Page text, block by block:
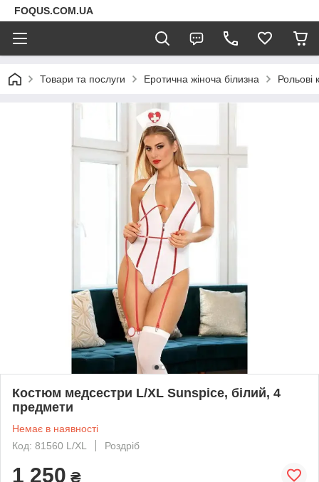
FOQUS.COM.UA
Товари та послуги Еротична жіноча білизна Рольові
Костюм медсестри L/XL Sunspice, білий, 4
предмети
Немає в наявності
Код: 81560 L/XL
Роздріб
1 250 ₴